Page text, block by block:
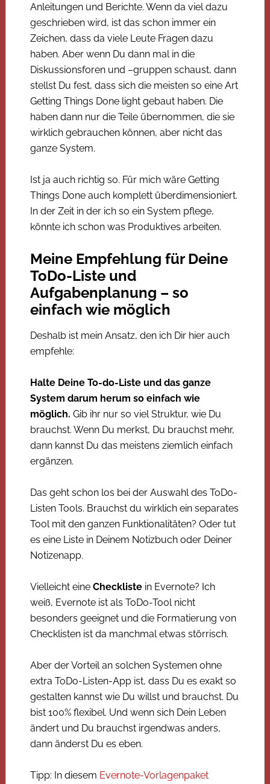
Anleitungen und Berichte. Wenn da viel dazu
geschrieben wird, ist das schon immer ein
Zeichen, dass da viele Leute Fragen dazu
haben. Aber wenn Du dann mal in die
Diskussionsforen und –gruppen schaust, dann
stellst Du fest, dass sich die meisten so eine Art
Getting Things Done light gebaut haben. Die
haben dann nur die Teile übernommen, die sie
wirklich gebrauchen können, aber nicht das
ganze System.
Ist ja auch richtig so. Für mich wäre Getting
Things Done auch komplett überdimensioniert.
In der Zeit in der ich so ein System pflege,
könnte ich schon was Produktives arbeiten.
Meine Empfehlung für Deine
ToDo-Liste und
Aufgabenplanung – so
einfach wie möglich
Deshalb ist mein Ansatz, den ich Dir hier auch
empfehle:
Halte Deine To-do-Liste und das ganze
System darum herum so einfach wie
möglich. Gib ihr nur so viel Struktur, wie Du
brauchst. Wenn Du merkst, Du brauchst mehr,
dann kannst Du das meistens ziemlich einfach
ergänzen.
Das geht schon los bei der Auswahl des ToDo-
Listen Tools. Brauchst du wirklich ein separates
Tool mit den ganzen Funktionalitäten? Oder tut
es eine Liste in Deinem Notizbuch oder Deiner
Notizenapp.
Vielleicht eine Checklistein Evernote? Ich
weiß, Evernote ist als ToDo-Tool nicht
besonders geeignet und die Formatierung von
Checklisten ist da manchmal etwas störrisch.
Aber der Vorteil an solchen Systemen ohne
extra ToDo-Listen-App ist, dass Du es exakt so
gestalten kannst wie Du willst und brauchst. Du
bist 100% flexibel. Und wenn sich Dein Leben
ändert und Du brauchst irgendwas anders,
dann änderst Du es eben.
Tipp: In diesem Evernote-Vorlagenpaket